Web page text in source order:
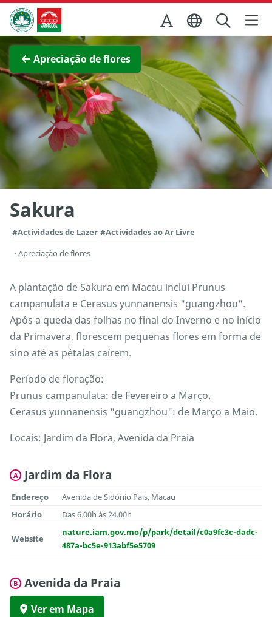
Ir para o conteúdo principal
Direcção dos Serviços de Turismo
Apreciação de flores
Ver imagem completa
Sakura
#Actividades de Lazer #Actividades ao Ar Livre
Apreciação de flores
A plantação de Sakura em Macau inclui Prunus
campanulata e Cerasus yunnanensis "guangzhou".
Após a queda das folhas no final do Inverno e no início
da Primavera, florescem pequenas flores em forma de
sino até as pétalas caírem.
Período de floração:
Prunus campanulata: de Fevereiro a Março.
Cerasus yunnanensis "guangzhou": de Março a Maio.
Locais: Jardim da Flora, Avenida da Praia
A Jardim da Flora
Endereço
Avenida de Sidónio Pais, Macau
Horário
Das 6.00h às 24.00h
Website
nature.iam.gov.mo/p/park/detail/c0a9fc3c-dadc-
487a-bc5e-913abf5e5709
B Avenida da Praia
Ver em Mapa